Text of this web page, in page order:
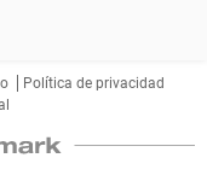
Política de privacidad